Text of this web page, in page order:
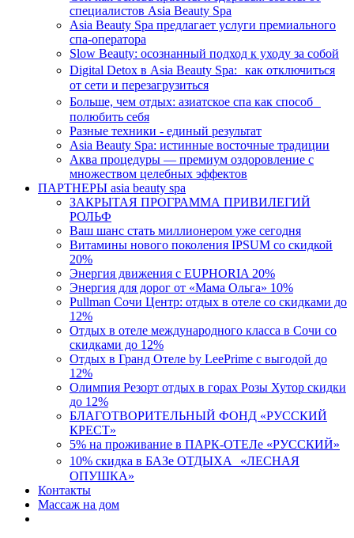
специалистов Asia Beauty Spa
Asia Beauty Spa предлагает услуги премиального
спа-оператора
Slow Beauty: осознанный подход к уходу за собой
Digital Detox в Asia Beauty Spa: как отключиться
от сети и перезагрузиться
Больше, чем отдых: азиатское спа как способ
полюбить себя
Разные техники - единый результат
Asia Beauty Spa: истинные восточные традиции
Аква процедуры — премиум оздоровление с
множеством целебных эффектов
ПАРТНЕРЫ asia beauty spa
ЗАКРЫТАЯ ПРОГРАММА ПРИВИЛЕГИЙ
РОЛЬФ
Ваш шанс стать миллионером уже сегодня
Витамины нового поколения IPSUM со скидкой
20%
Энергия движения с EUPHORIA 20%
Энергия для дорог от «Мама Ольга» 10%
Pullman Сочи Центр: отдых в отеле со скидками до
12%
Отдых в отеле международного класса в Сочи со
скидками до 12%
Отдых в Гранд Отеле by LeePrime с выгодой до
12%
Олимпия Резорт отдых в горах Розы Хутор скидки
до 12%
БЛАГОТВОРИТЕЛЬНЫЙ ФОНД «РУССКИЙ
КРЕСТ»
5% на проживание в ПАРК-ОТЕЛе «РУССКИЙ»
10% скидка в БАЗе ОТДЫХА «ЛЕСНАЯ
ОПУШКА»
Контакты
Массаж на дом